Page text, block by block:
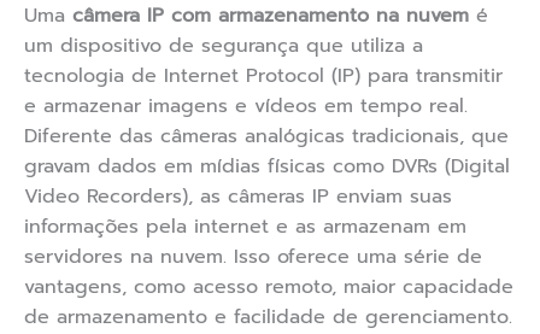
Uma câmera IP com armazenamento na nuvem é
um dispositivo de segurança que utiliza a
tecnologia de Internet Protocol (IP) para transmitir
e armazenar imagens e vídeos em tempo real.
Diferente das câmeras analógicas tradicionais, que
gravam dados em mídias físicas como DVRs (Digital
Video Recorders), as câmeras IP enviam suas
informações pela internet e as armazenam em
servidores na nuvem. Isso oferece uma série de
vantagens, como acesso remoto, maior capacidade
de armazenamento e facilidade de gerenciamento.